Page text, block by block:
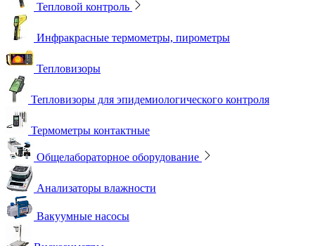
Тепловой контроль
Инфракрасные термометры, пирометры
Тепловизоры
Тепловизоры для эпидемиологического контроля
Термометры контактные
Общелабораторное оборудование
Анализаторы влажности
Вакуумные насосы